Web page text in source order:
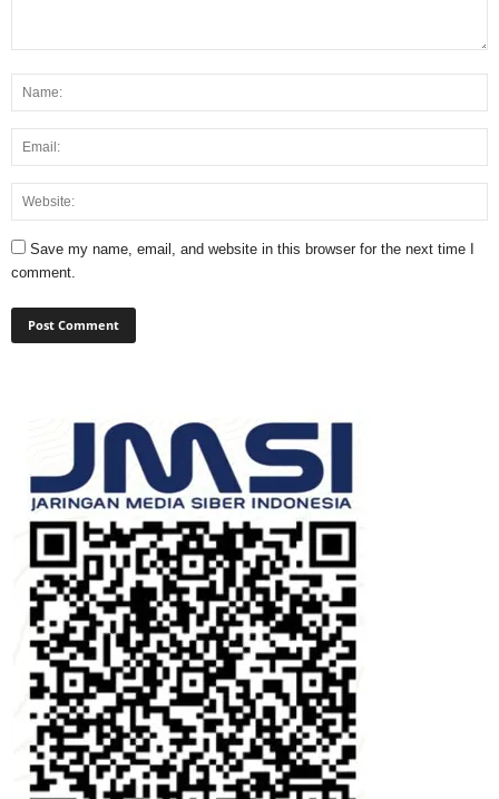
Save my name, email, and website in this browser for the next time I
comment.